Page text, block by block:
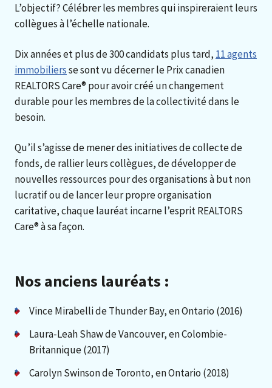
L’objectif? Célébrer les membres qui inspireraient leurs
collègues à l’échelle nationale.
Dix années et plus de 300 candidats plus tard, 11 agents
immobiliersse sont vu décerner le Prix canadien
REALTORS Care® pour avoir créé un changement
durable pour les membres de la collectivité dans le
besoin.
Qu’il s’agisse de mener des initiatives de collecte de
fonds, de rallier leurs collègues, de développer de
nouvelles ressources pour des organisations à but non
lucratif ou de lancer leur propre organisation
caritative, chaque lauréat incarne l’esprit REALTORS
Care® à sa façon.
Nos anciens lauréats :
Vince Mirabelli de Thunder Bay, en Ontario (2016)
Laura-Leah Shaw de Vancouver, en Colombie-
Britannique (2017)
Carolyn Swinson de Toronto, en Ontario (2018)